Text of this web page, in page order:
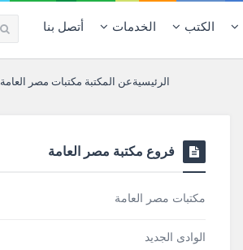
الكتب الخدمات أتصل بنا
الرئيسيةعن المكتبة مكتبات مصر العامة
فروع مكتبة مصر العامة
مكتبات مصر العامة
الوادى الجديد